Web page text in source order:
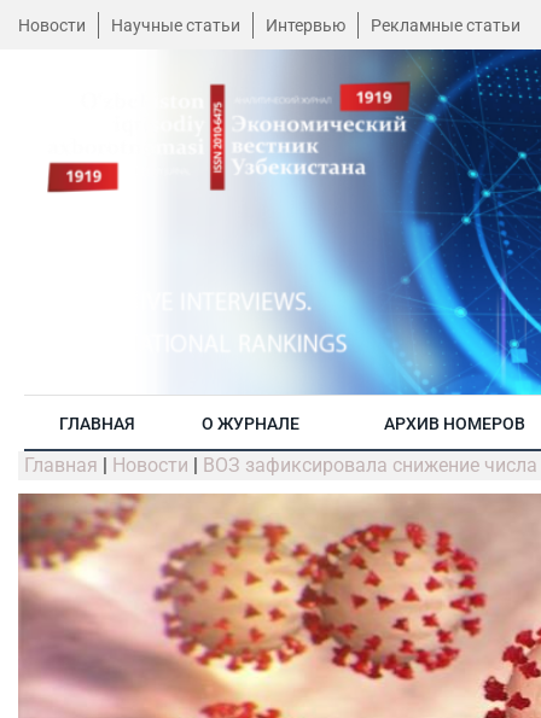
Новости Научные статьи Интервью Рекламные статьи
ГЛАВНАЯ О ЖУРНАЛЕ АРХИВ НОМЕРОВ
Главная | Новости | ВОЗ зафиксировала снижение